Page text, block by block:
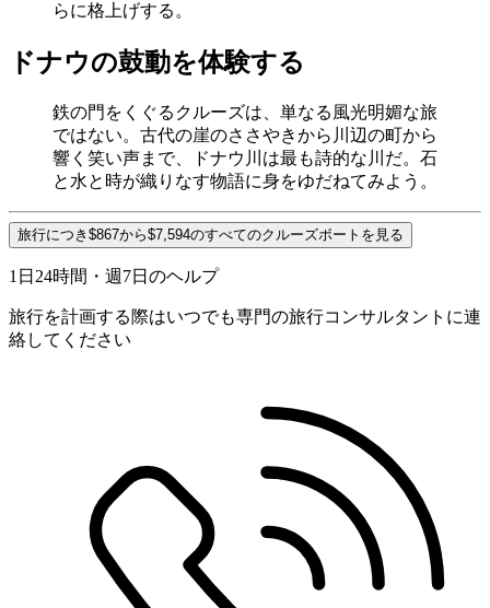
らに格上げする。
ドナウの鼓動を体験する
鉄の門をくぐるクルーズは、単なる風光明媚な旅
ではない。古代の崖のささやきから川辺の町から
響く笑い声まで、ドナウ川は最も詩的な川だ。石
と水と時が織りなす物語に身をゆだねてみよう。
旅行につき$867から$7,594のすべてのクルーズボートを見る
1日24時間・週7日のヘルプ
旅行を計画する際はいつでも専門の旅行コンサルタントに連
絡してください